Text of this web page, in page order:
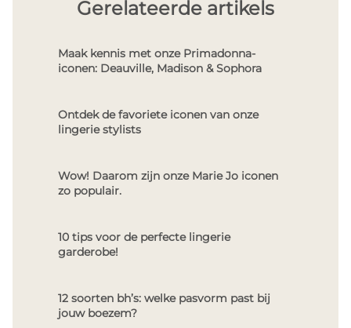
Gerelateerde artikels
Maak kennis met onze Primadonna-
iconen: Deauville, Madison & Sophora
Ontdek de favoriete iconen van onze
lingerie stylists
Wow! Daarom zijn onze Marie Jo iconen
zo populair.
10 tips voor de perfecte lingerie
garderobe!
12 soorten bh’s: welke pasvorm past bij
jouw boezem?